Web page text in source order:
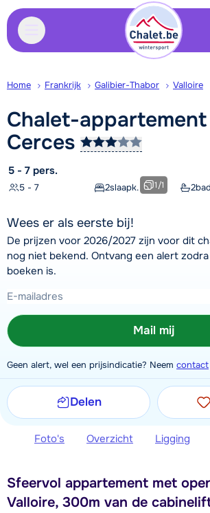
Home Frankrijk Galibier-Thabor Valloire
Chalet-appartement
Cerces
5 - 7 pers.
5 - 7 2slaapk. 2
1/1
Wees er als eerste bij!
De prijzen voor 2026/2027 zijn voor dit
nog niet bekend. Ontvang een alert
boeken is.
Mail mij
Geen alert, wel een prijsindicatie? Neem contact
Delen
Foto's Overzicht Ligging
Sfeervol appartement met
Valloire, 300m van de